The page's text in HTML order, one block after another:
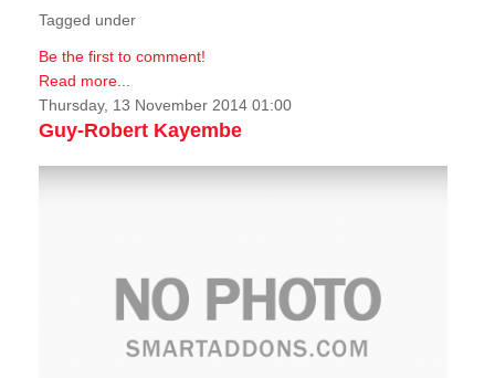
Tagged under
Be the first to comment!
Read more...
Thursday, 13 November 2014 01:00
Guy-Robert Kayembe